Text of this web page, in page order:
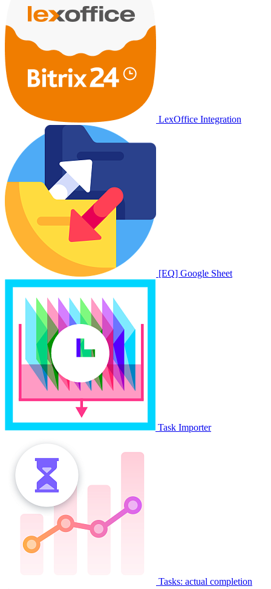
LexOffice Integration
[EQ] Google Sheet
Task Importer
Tasks: actual completion